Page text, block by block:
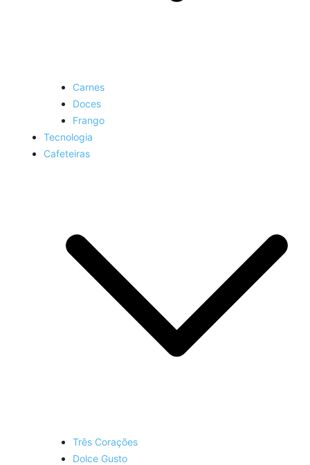
Carnes
Doces
Frango
Tecnologia
Cafeteiras
Três Corações
Dolce Gusto